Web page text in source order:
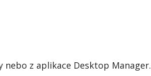
nebo z aplikace Desktop Manager.